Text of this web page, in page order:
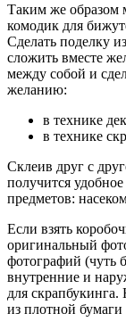
Таким же образом
комодик для
Сделать поделку
сложить вместе
между собой и
желанию:
в технике
в технике
Склеив друг с
получится
предметов:
Если взять
оригинальный
фотографий (чуть
внутренние и
для
из плотной